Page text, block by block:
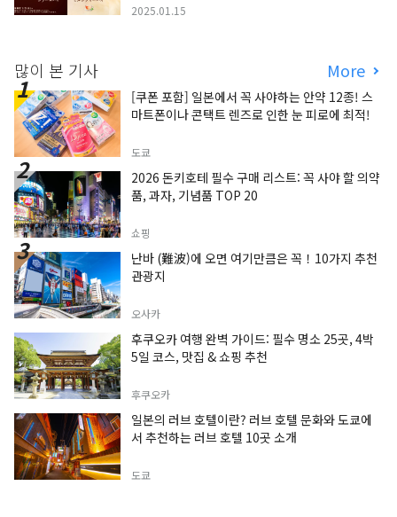
2025.01.15
많이 본 기사 More
[쿠폰 포함] 일본에서 꼭 사야하는 안약 12종! 스
마트폰이나 콘택트 렌즈로 인한 눈 피로에 최적!
도쿄
2026 돈키호테 필수 구매 리스트: 꼭 사야 할 의약
품, 과자, 기념품 TOP 20
쇼핑
난바 (難波)에 오면 여기만큼은 꼭！10가지 추천
관광지
오사카
후쿠오카 여행 완벽 가이드: 필수 명소 25곳, 4박
5일 코스, 맛집 & 쇼핑 추천
후쿠오카
일본의 러브 호텔이란? 러브 호텔 문화와 도쿄에
서 추천하는 러브 호텔 10곳 소개
도쿄